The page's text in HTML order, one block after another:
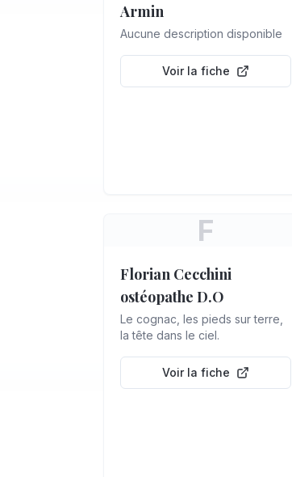
Armin
Aucune description disponible
Voir la fiche
F
Florian Cecchini
ostéopathe D.O
Le cognac, les pieds sur terre,
la tête dans le ciel.
Voir la fiche